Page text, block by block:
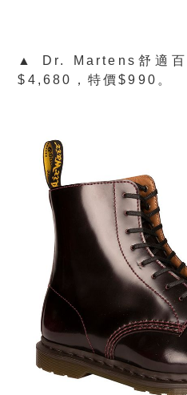
▲ Dr. Martens舒適百
$4,680，特價$990。